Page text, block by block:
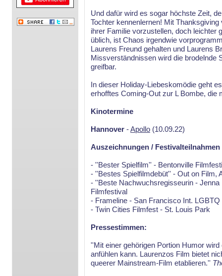
Und dafür wird es sogar höchste Zeit,
Tochter kennenlernen! Mit
ihrer Familie vorzustellen, doch leichter
üblich, ist Chaos irgendwie
Laurens Freund gehalten und Laurens
Missverständnissen wird die brodelnde
greifbar.
In dieser Holiday-Liebeskomödie geht
erhofftes Coming-Out zur L Bombe, die
Kinotermine
Hannover -Apollo (10.09.22)
Auszeichnungen /
- ''Bester Spielfilm'' - Bentonville
- ''Bestes Spielfilmdebüt'' - Out on Film,
- ''Beste Nachwuchsregisseurin -
Filmfestival
- Frameline - San Francisco Int.
- Twin Cities Filmfest - St. Louis Park
Pressestimmen:
''Mit einer gehörigen Portion Humor
anfühlen kann. Laurenzos Film bietet
queerer Mainstream-Film etablieren.''